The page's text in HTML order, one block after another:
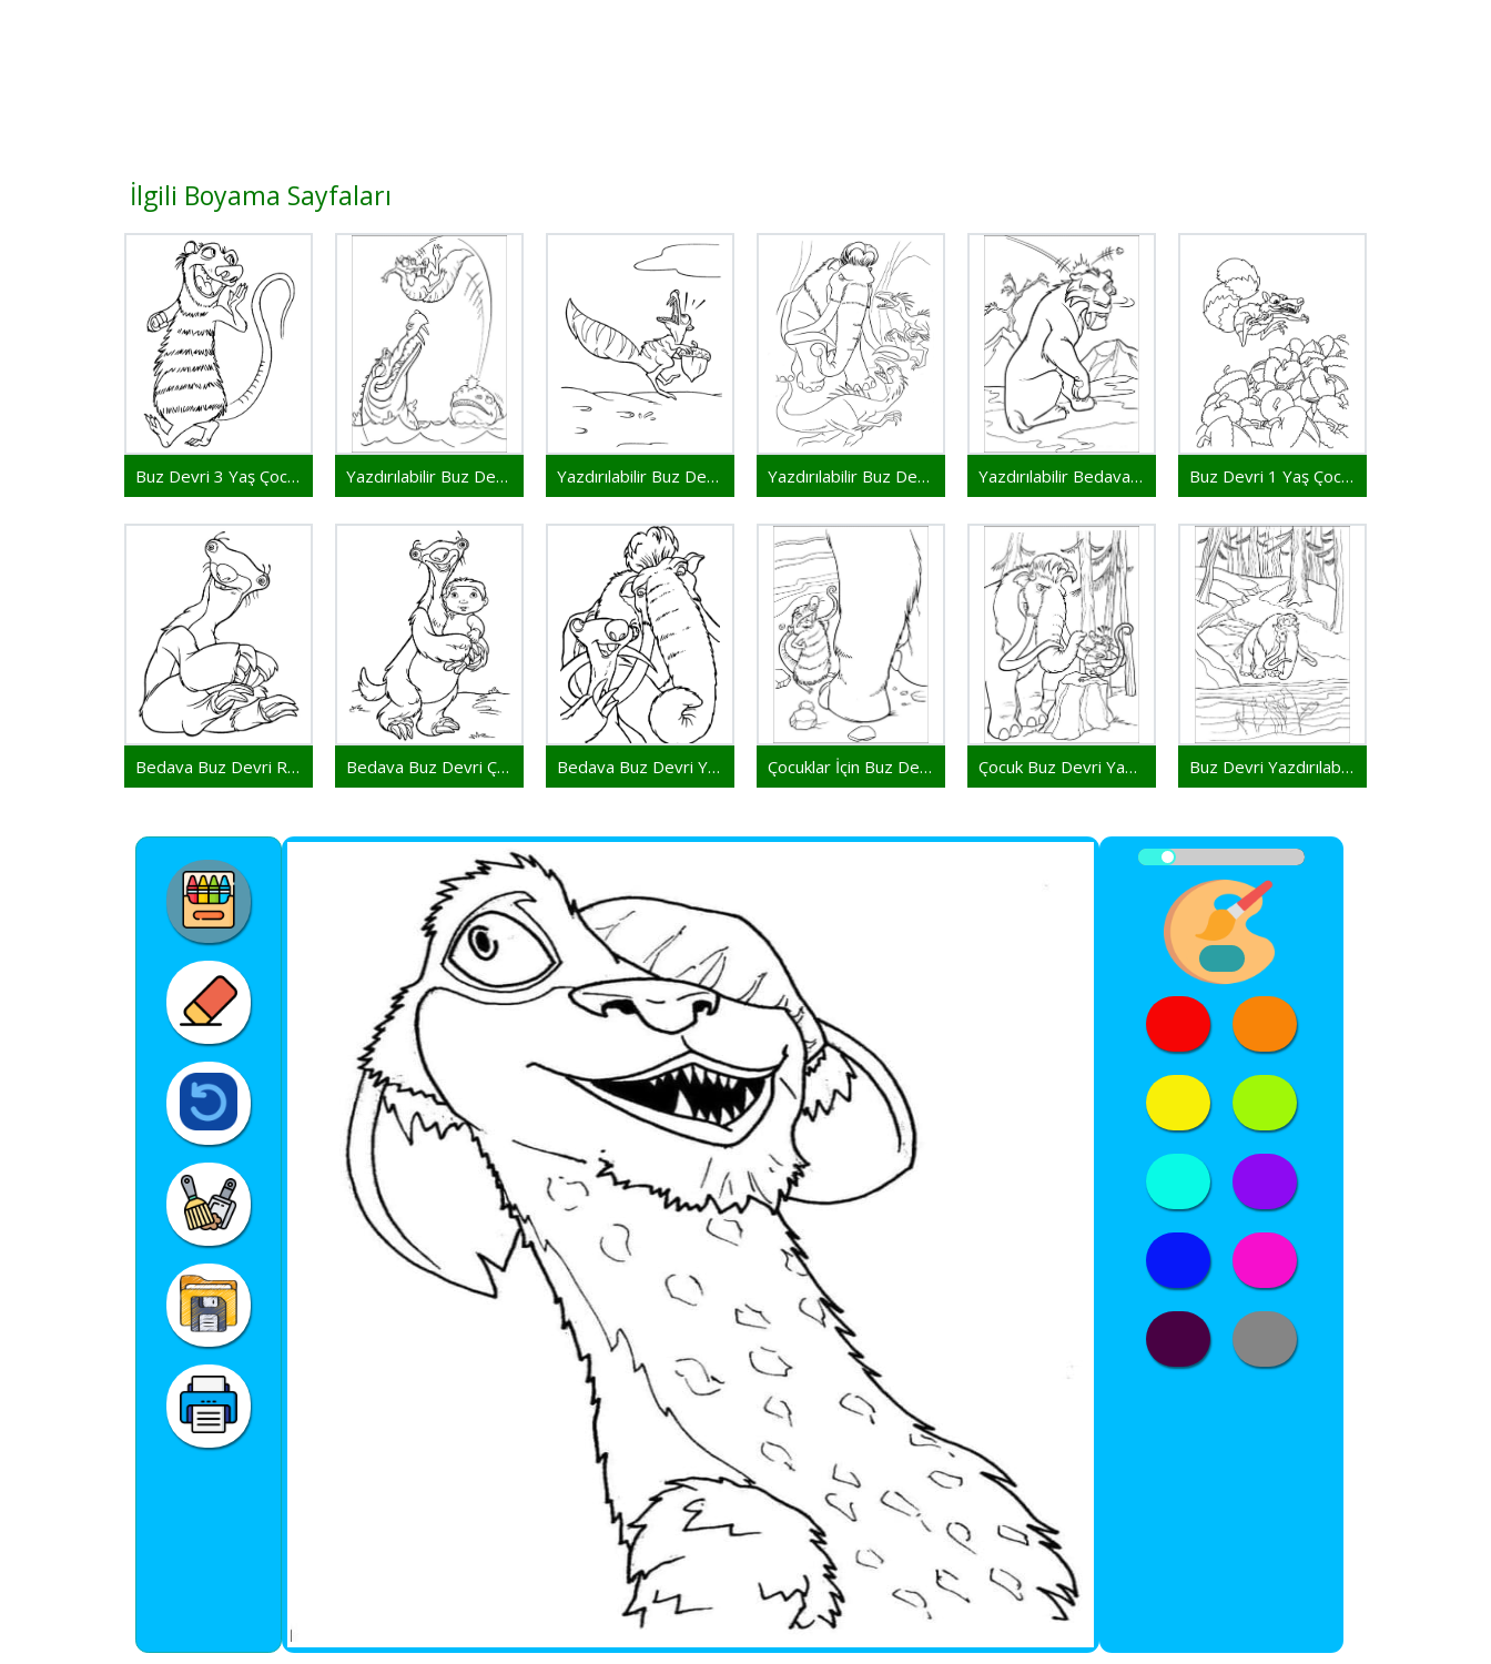
İlgili Boyama Sayfaları
Buz Devri 3 Yaş Çocuklar İçin Yazdırılabilir Buz Devri Resim Yazdırılabilir Buz Devri Çocuklar İçin Yazdırılabilir Buz Devri Bedava Yazdırılabilir Bedava Buz Devri Buz Devri 1 Yaş Çocuklar İçin
Bedava Buz Devri Resim Bedava Buz Devri Çocuklar İçin Bedava Buz Devri Yazdır Çocuklar İçin Buz Devri Çocuk Buz Devri Yazdırılabilir Buz Devri Yazdırılabilir Resim